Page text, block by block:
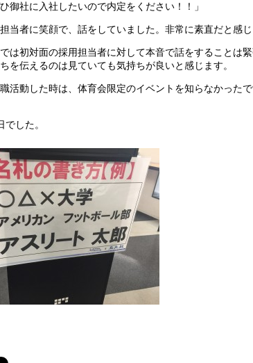
ひ御社に入社したいので内定をください！！」
当者に笑顔で、話をしていました。非常に素直だと感じ
は初対面の採用担当者に対して本音で話をすることは
を伝えるのは見ていても気持ちが良いと感じます。
活動した時は、体育会限定のイベントを知らなかった
でした。